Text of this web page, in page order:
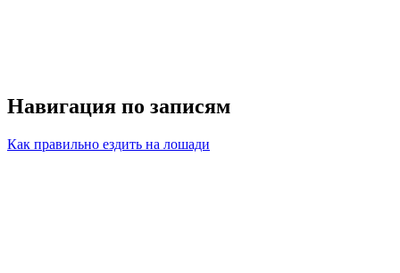
Навигация по записям
Как правильно ездить на лошади